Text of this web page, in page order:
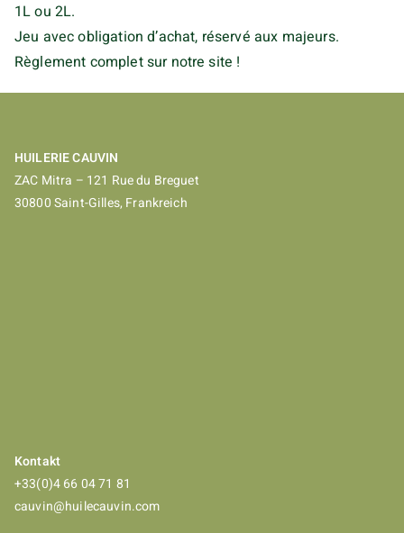
1L ou 2L.
Jeu avec obligation d’achat, réservé aux majeurs.
Règlement complet sur notre site !
HUILERIE CAUVIN
ZAC Mitra – 121 Rue du Breguet
30800 Saint-Gilles, Frankreich
Kontakt
+33(0)4 66 04 71 81
cauvin@huilecauvin.com